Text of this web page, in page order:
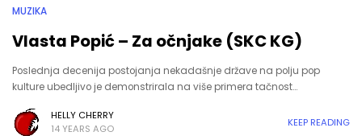
MUZIKA
Vlasta Popić – Za očnjake (SKC KG)
Poslednja decenija postojanja nekadašnje države na polju pop
kulture ubedljivo je demonstrirala na više primera tačnost…
HELLY CHERRY
14 YEARS AGO
KEEP READING